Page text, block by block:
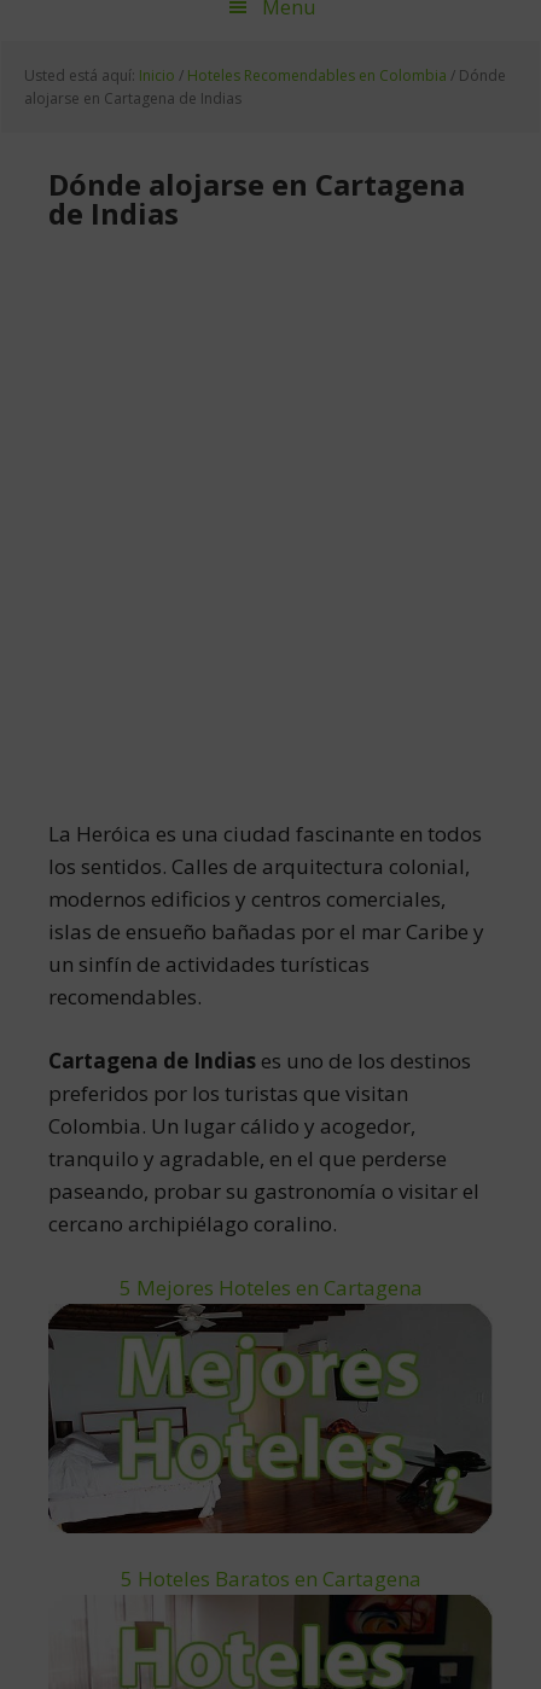
Menu
Usted está aquí: Inicio / Hoteles Recomendables en Colombia / Dónde
alojarse en Cartagena de Indias
Dónde alojarse en Cartagena
de Indias
La Heróica es una ciudad fascinante en todos
los sentidos. Calles de arquitectura colonial,
modernos edificios y centros comerciales,
islas de ensueño bañadas por el mar Caribe y
un sinfín de actividades turísticas
recomendables.
Cartagena de Indias es uno de los destinos
preferidos por los turistas que visitan
Colombia. Un lugar cálido y acogedor,
tranquilo y agradable, en el que perderse
paseando, probar su gastronomía o visitar el
cercano archipiélago coralino.
5 Mejores Hoteles en Cartagena
5 Hoteles Baratos en Cartagena